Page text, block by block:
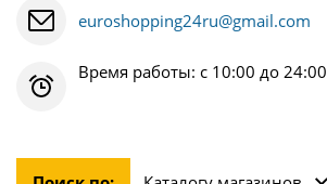
euroshopping24ru@gmail.com
Время работы: с 10:00 до 24:00